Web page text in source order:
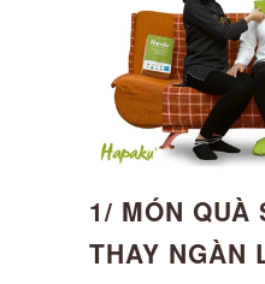
1/ MÓN QUÀ
THAY NGÀN